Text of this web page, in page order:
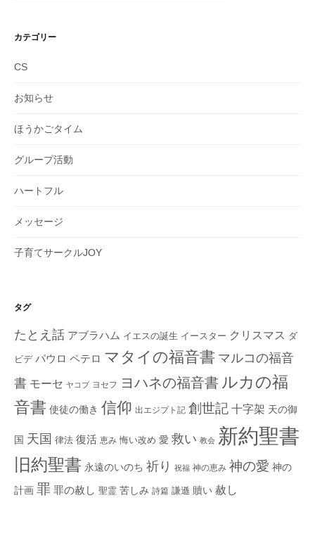
カテゴリー
CS
お知らせ
ほうかごタイム
グループ活動
ハートフル
メッセージ
子育てサークルJOY
タグ
たとえ話 アブラハム イエスの誕生 イースター クリスマス ダ
ビデ パウロ ペテロ マタイの福音書 マルコの福音
書 モーセ ヤコブ ヨセフ ヨハネの福音書 ルカの福
音書 使徒の働き 信仰 出エジプト記 創世記 十字架 天の御
国 天国 律法 復活 恵み 悔い改め 愛 救い 教会 新約聖書
旧約聖書 永遠のいのち 祈り 祝福 神の恵み 神の愛 神の
計画 罪 罪の赦し 聖霊 苦しみ 詩篇 謙遜 贖い 赦し